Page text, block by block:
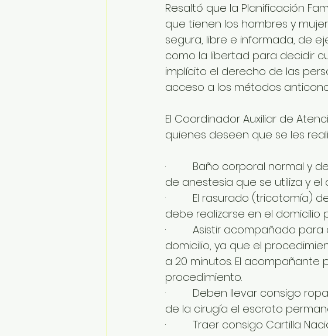
Resaltó que la Planificación
que tienen los hombres y
segura, libre e informada, de
como la libertad para decidir
implícito el derecho de las
acceso a los métodos
El Coordinador Auxiliar de
quienes deseen que se les
·         Baño corporal
de anestesia que se utiliza y
·         El rasurado
debe realizarse en el
·         Asistir acompañado
domicilio, ya que el
a 20 minutos. El
procedimiento.
·         Deben llevar
de la cirugía el escroto
·         Traer consigo Cartilla